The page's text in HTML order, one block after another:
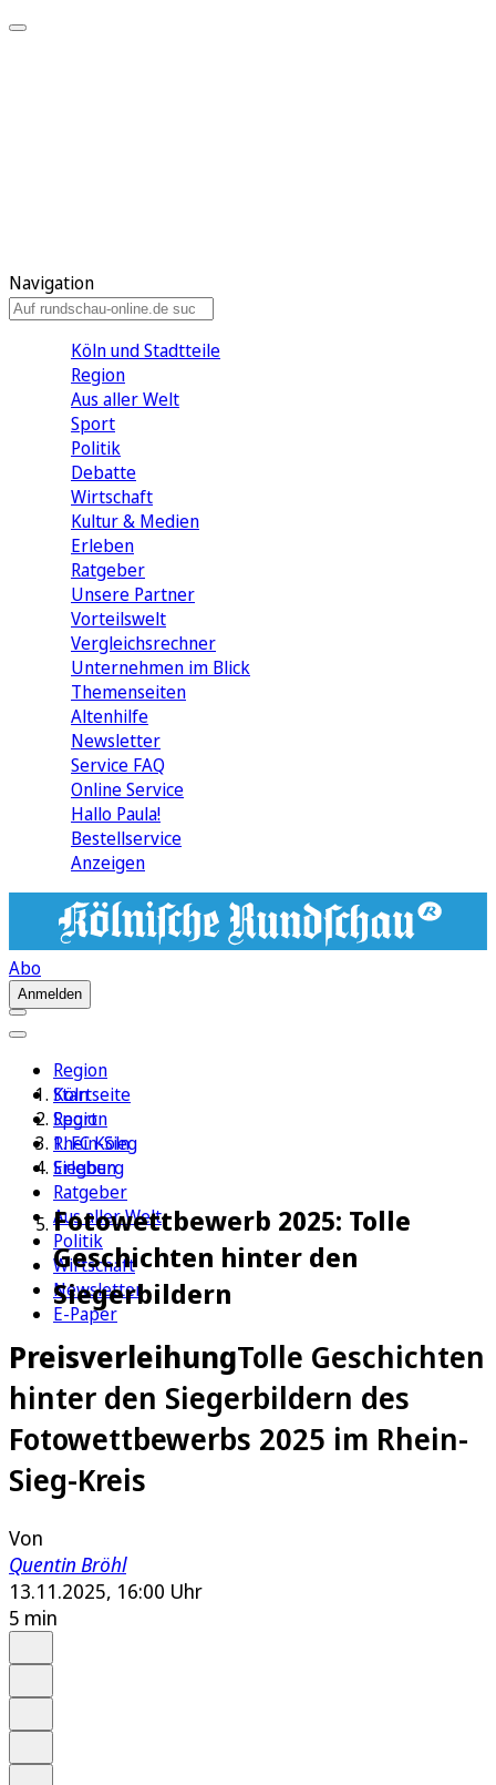
Navigation
Köln und Stadtteile
Region
Aus aller Welt
Sport
Politik
Debatte
Wirtschaft
Kultur & Medien
Erleben
Ratgeber
Unsere Partner
Vorteilswelt
Vergleichsrechner
Unternehmen im Blick
Themenseiten
Altenhilfe
Newsletter
Service FAQ
Online Service
Hallo Paula!
Bestellservice
Anzeigen
Abo
Anmelden
Region
Köln
Sport
1. FC Köln
Erleben
Ratgeber
Aus aller Welt
Politik
Wirtschaft
Newsletter
E-Paper
Startseite
Region
Rhein-Sieg
Siegburg
Fotowettbewerb 2025: Tolle
Geschichten hinter den
Siegerbildern
PreisverleihungTolle Geschichten
hinter den Siegerbildern des
Fotowettbewerbs 2025 im Rhein-
Sieg-Kreis
Von
Quentin Bröhl
13.11.2025, 16:00 Uhr
5 min